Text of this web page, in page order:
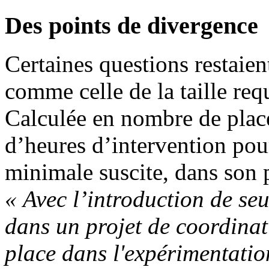
Des points de divergence
Certaines questions
comme celle de la taille
Calculée en nombre de
d’heures d’intervention
minimale suscite, dans son
« Avec l’introduction de
dans un projet de
place dans